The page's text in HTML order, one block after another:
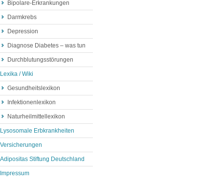
Bipolare-Erkrankungen
Darmkrebs
Depression
Diagnose Diabetes – was tun
Durchblutungsstörungen
Lexika / Wiki
Gesundheitslexikon
Infektionenlexikon
Naturheilmittellexikon
Lysosomale Erbkrankheiten
Versicherungen
Adipositas Stiftung Deutschland
Impressum